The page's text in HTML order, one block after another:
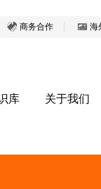
商务合作 海
库 关于我们